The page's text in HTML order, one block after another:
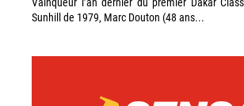
Sunhill de 1979, Marc Douton (48 ans...